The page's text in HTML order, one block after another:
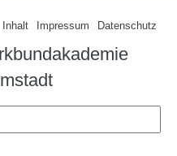
Inhalt Impressum Datenschutz